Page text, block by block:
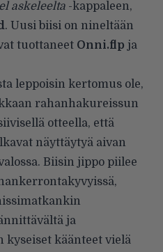
askeleelta -kappaleen,
. Uusi biisi on nineltään
tuottaneet Onni.flp ja
leppoisin kertomus ole,
rahanhakureissun
otteella, että
näyttäytyä aivan
Biisin jippo piilee
ja
käänteet vielä